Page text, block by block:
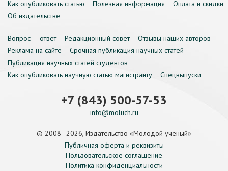
Как опубликовать статью
Полезная информация
Оплата и скидки
Об издательстве
Вопрос — ответ Редакционный совет
Отзывы наших авторов
Реклама на сайте
Срочная публикация научных статей
Публикация научных статей студентов
Как опубликовать научную статью магистранту
Спецвыпуски
+7 (843) 500-57-53
info@moluch.ru
© 2008–2026, Издательство «Молодой учёный»
Публичная оферта и реквизиты
Пользовательское соглашение
Политика конфиденциальности